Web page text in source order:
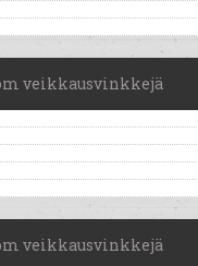
veikkausvinkkejä
veikkausvinkkejä